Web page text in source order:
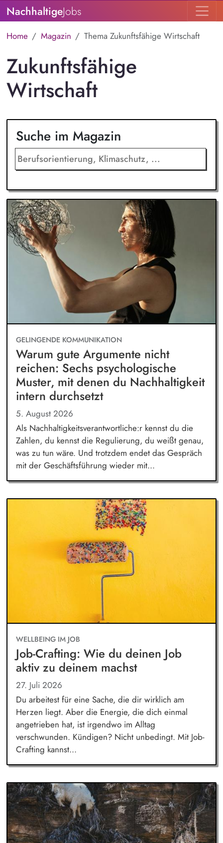
NachhaltigeJobs
Home Magazin Thema Zukunftsfähige Wirtschaft
Zukunftsfähige
Wirtschaft
GELINGENDE KOMMUNIKATION
Warum gute Argumente nicht
reichen: Sechs psychologische
Muster, mit denen du Nachhaltigkeit
intern durchsetzt
5. August 2026
Als Nachhaltigkeitsverantwortliche:r kennst du die
Zahlen, du kennst die Regulierung, du weißt genau,
was zu tun wäre. Und trotzdem endet das Gespräch
mit der Geschäftsführung wieder mit...
WELLBEING IM JOB
Job-Crafting: Wie du deinen Job
aktiv zu deinem machst
27. Juli 2026
Du arbeitest für eine Sache, die dir wirklich am
Herzen liegt. Aber die Energie, die dich einmal
angetrieben hat, ist irgendwo im Alltag
verschwunden. Kündigen? Nicht unbedingt. Mit Job-
Crafting kannst...
Suche im Magazin